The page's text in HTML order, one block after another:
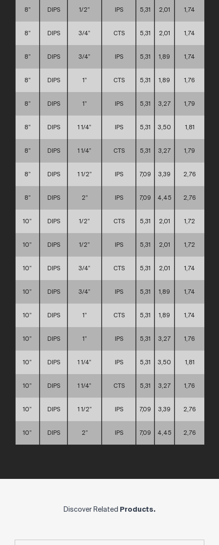
8” DIPS 1/2” IPS 5,31 2,01 1,74
8” DIPS 3/4” CTS 5,31 2,01 1,74
8” DIPS 3/4” IPS 5,31 1,89 1,74
8” DIPS 1” CTS 5,31 1,89 1,76
8” DIPS 1” IPS 5,31 3,27 1,79
8” DIPS 1 1/4” IPS 5,31 3,50 1,81
8” DIPS 1 1/4” CTS 5,31 3,27 1,79
8” DIPS 1 1/2” IPS 7,09 3,39 2,76
8” DIPS 2” IPS 7,09 4,45 2,76
10” DIPS 1/2” CTS 5,31 2,01 1,72
10” DIPS 1/2” IPS 5,31 2,01 1,72
10” DIPS 3/4” CTS 5,31 2,01 1,74
10” DIPS 3/4” IPS 5,31 1,89 1,74
10” DIPS 1” CTS 5,31 1,89 1,74
10” DIPS 1” IPS 5,31 3,27 1,76
10” DIPS 1 1/4” IPS 5,31 3,50 1,81
10” DIPS 1 1/4” CTS 5,31 3,27 1,76
10” DIPS 1 1/2” IPS 7,09 3,39 2,76
10” DIPS 2” IPS 7,09 4,45 2,76
Discover Related Products.